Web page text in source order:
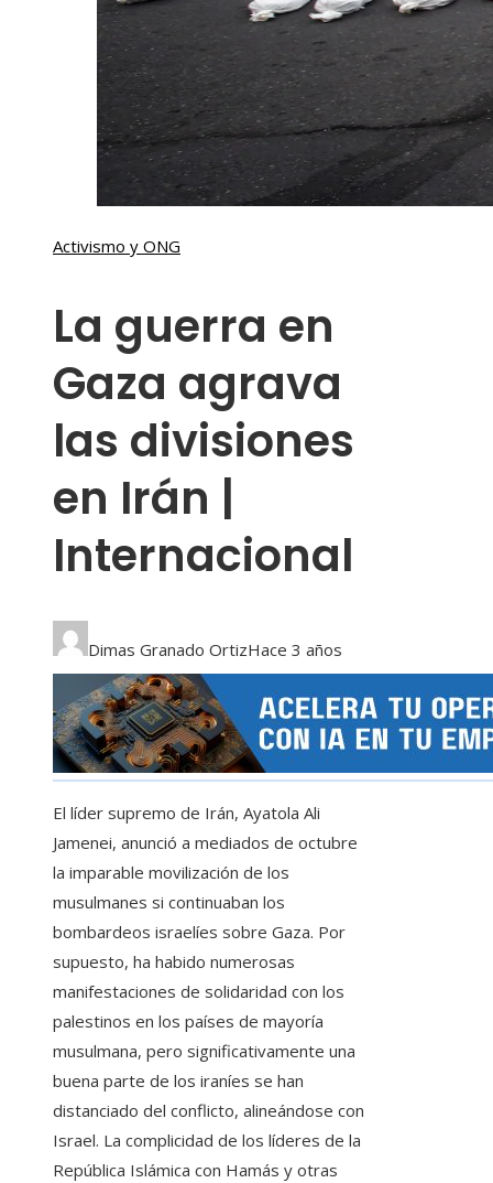
Activismo y ONG
La guerra en
Gaza agrava
las divisiones
en Irán |
Internacional
Dimas Granado OrtizHace 3 años
El líder supremo de Irán, Ayatola Ali
Jamenei, anunció a mediados de octubre
la imparable movilización de los
musulmanes si continuaban los
bombardeos israelíes sobre Gaza. Por
supuesto, ha habido numerosas
manifestaciones de solidaridad con los
palestinos en los países de mayoría
musulmana, pero significativamente una
buena parte de los iraníes se han
distanciado del conflicto, alineándose con
Israel. La complicidad de los líderes de la
República Islámica con Hamás y otras